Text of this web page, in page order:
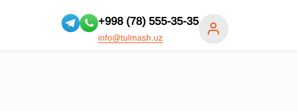
+998 (78) 555-35-35
info@tulmash.uz